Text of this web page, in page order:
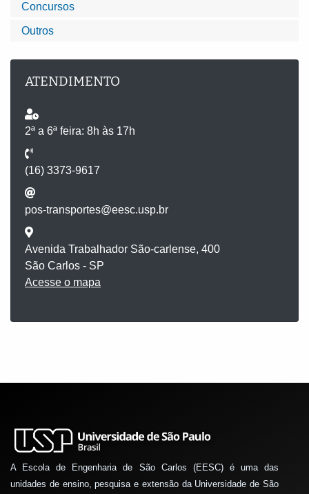
Concursos
Outros
ATENDIMENTO
2ª a 6ª feira: 8h às 17h
(16) 3373-9617
pos-transportes@eesc.usp.br
Avenida Trabalhador São-carlense, 400
São Carlos - SP
Acesse o mapa
A Escola de Engenharia de São Carlos (EESC) é uma das
unidades de ensino, pesquisa e extensão da Universidade de São